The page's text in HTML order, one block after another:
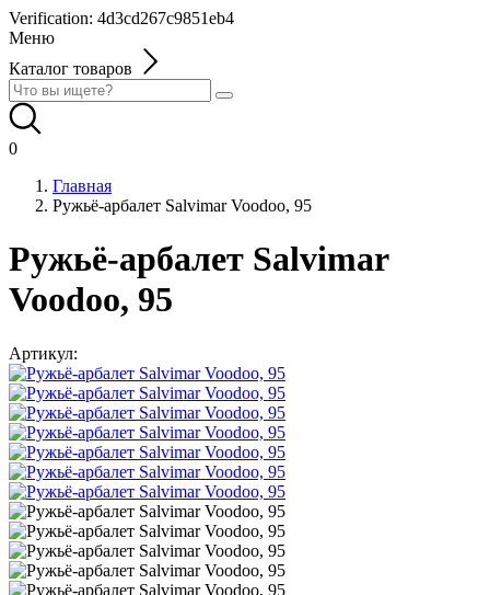
Verification: 4d3cd267c9851eb4
Меню
Каталог товаров
0
Главная
Ружьё-арбалет Salvimar Voodoo, 95
Ружьё-арбалет Salvimar
Voodoo, 95
Артикул: